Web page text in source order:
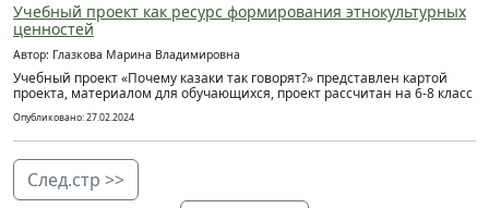
Учебный проект как ресурс формирования этнокультурных
ценностей
Автор: Глазкова Марина Владимировна
Учебный проект «Почему казаки так говорят?» представлен картой
проекта, материалом для обучающихся, проект рассчитан на 6-8 класс
Опубликовано: 27.02.2024
След.стр >>